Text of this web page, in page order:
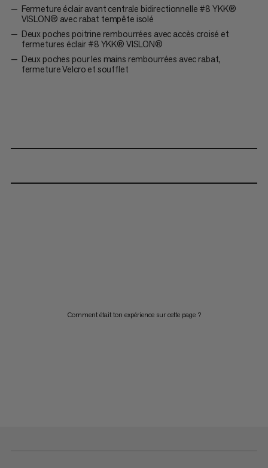
Fermeture éclair avant centrale bidirectionnelle #8 YKK®
VISLON® avec rabat tempête isolé
Deux poches poitrine rembourrées avec accès croisé et
fermetures éclair #8 YKK® VISLON®
Deux poches pour les mains rembourrées avec rabat,
fermeture Velcro et soufflet
Comment était ton expérience sur cette page ?